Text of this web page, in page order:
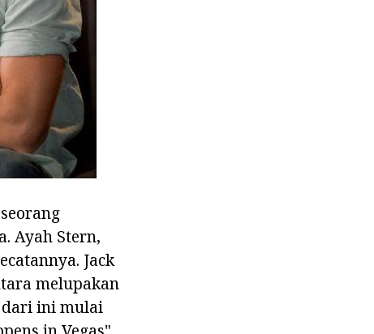
Ayah Stern,
Jack
melupakan
dari ini mulai